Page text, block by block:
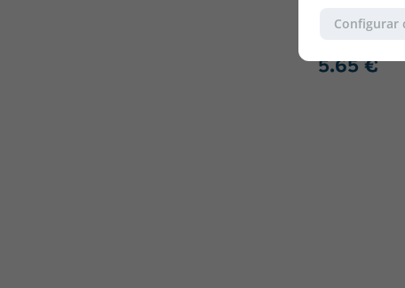
Configurar
5.65 €